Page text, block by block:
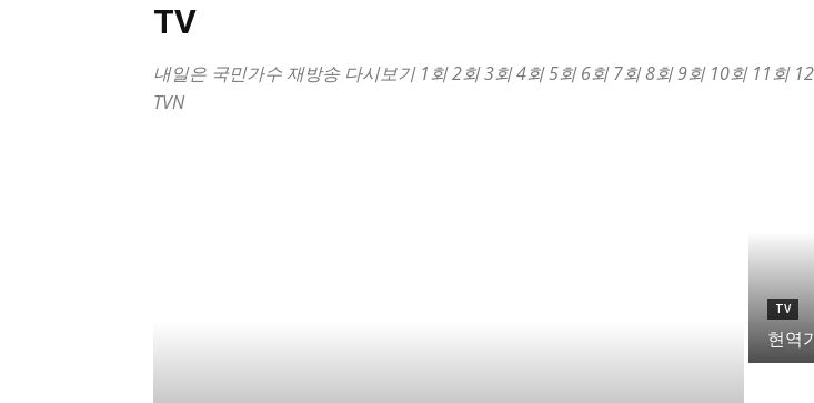
TV
내일은 국민가수 재방송 다시보기 1회 2회 3회 4회 5회 6회 7회 8회 9회 10회 11회 12
TVN
TV
현역